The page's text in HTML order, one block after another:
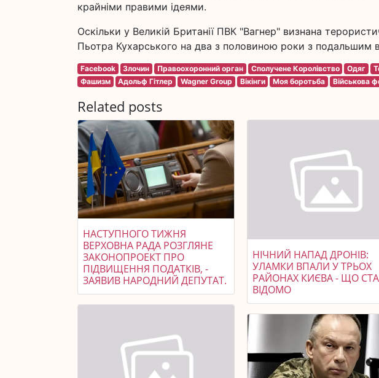
крайніми правими ідеями.
Оскільки у Великій Британії ПВК "Вагнер" визнана
Пьотра Кухарського на два з половиною роки з подальшим
Facebook Злочин Правоохоронний орган Сполучене Королівство Одяг
Фашизм
Адольф Гітлер Wagner Group Вікінги Моя боротьба Військова
Related posts
НАСТУПНОГО ТИЖНЯ
ВЕРХОВНА РАДА РОЗГЛЯНЕ
ЗАКОНОПРОЕКТ ПРО
ПІДВИЩЕННЯ ПОДАТКІВ, -
ЗАЯВИВ НАРОДНИЙ ДЕПУТАТ.
НІЧНИЙ НАПАД ДРОНІВ:
УЛАМКИ ВПАЛИ У ТРЬОХ
РАЙОНАХ КИЄВА - ЩО
ВІДОМО